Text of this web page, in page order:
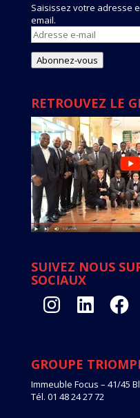
Saisissez votre adresse
email.
Adresse
e-
mail
Abonnez-vous
RETROUVEZ LE
SUIVEZ NOUS
SOCIAUX
InstagramLinkedIn
GROUPE
Immeuble Focus – 41/45
Tél. 01 48 24 27 72